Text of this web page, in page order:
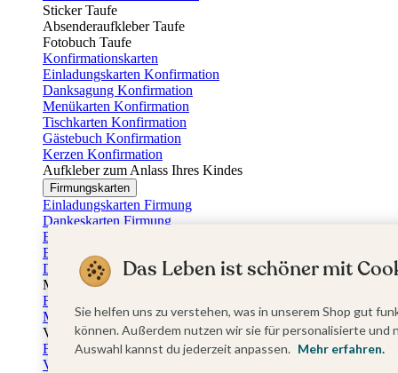
Sticker Taufe
Absenderaufkleber Taufe
Fotobuch Taufe
Konfirmationskarten
Einladungskarten Konfirmation
Danksagung Konfirmation
Menükarten Konfirmation
Tischkarten Konfirmation
Gästebuch Konfirmation
Kerzen Konfirmation
Aufkleber zum Anlass Ihres Kindes
Firmungskarten
Einladungskarten Firmung
Dankeskarten Firmung
Einschulungskarten
Einladungskarten Einschulung
Danksagung Einschulung
Muttertag
Fotogeschenke Muttertag
Muttertagskarten
Vatertag
Fotogeschenke Vatertag
Vatertagskarten
Das Leben ist schöner mit
Sie helfen uns zu verstehen, was in unserem Shop gut
können. Außerdem nutzen wir sie für personalisierte
Auswahl kannst du jederzeit anpassen. Mehr erfahren.